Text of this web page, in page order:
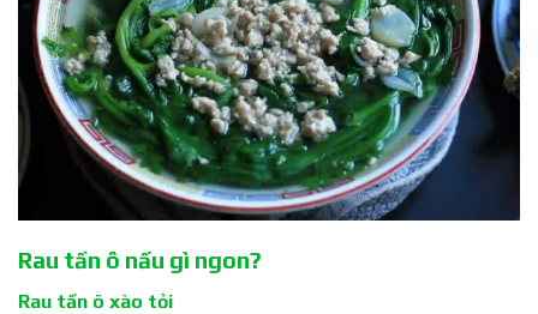
Rau tần ô nấu gì ngon?
Rau tần ô xào tỏi